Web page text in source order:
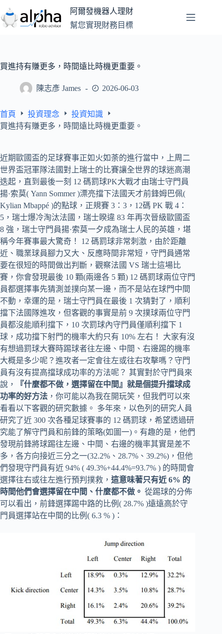
至
主
容
阿爾發機器人理財
幫您實現財務目標
買進持有賺更多，時間遠比時機更重要。
陳志彥 James 2026-06-03
首頁 投資理念
投資知識
買進持有賺更多，時間遠比時機更重要。
近期歐國盃的足球賽事正如火如荼的進行當中，上周二
世界盃冠軍隊法國對上瑞士的比賽讓全世界的球迷高潮
迭起，直到最後一刻 12 碼罰球PK大戰才由瑞士守門員
揚·索莫( Yann Sommer )漂亮擋下法國天才前鋒姆巴佩(
Kylian Mbappé )的點球，正規賽 3：3，12碼 PK 戰 4：
5，瑞士爆冷淘汰法國，瑞士睽違 83 年再次晉級歐國盃
8 強，瑞士守門員揚·索莫一夕成為瑞士人民的英雄，堪
稱今年賽事最大驚奇！ 12 碼罰球非常刺激，由於距離
近、職業球員腳力又大、反應時間非常短，守門員通常
要在很短的時間做出判斷，觀察法國 VS 瑞士這場比
賽，你會發現最後 10 顆(兩邊各 5 顆) 12 碼罰球兩位守門
員都選擇事先猜測並撲向某一邊，而不是站在球門中間
不動，幸運的是，瑞士守門員在最後 1 次猜對了，順利
擋下法國隊進攻，但客觀的事實是前 9 次撲球兩位守門
員都沒能順利擋下，10 次罰球內守門員僅順利擋下 1
球，成功擋下射門的機率大約只有 10% 左右！ 大家有沒
有想過罰球大賽時踢球者往左邊、中間、右邊踢的機率
大概是多少呢？進攻者一定會往左或往右攻擊嗎？守門
員有沒有提高擋球成功率的方法呢？ 其實對於守門員來
說，
『什麼都不做，選擇留在中間』就是個提升擋球成
功率的好方法 ，你可能以為我在開玩笑，但我們可以來
看看以下客觀的研究數據。 多年來，以色列的研究人員
研究了近 300 次各種足球賽事的 12 碼罰球，希望透過研
究能了解守門員和前鋒的策略(如圖一)。有趣的是，他們
發現前鋒將球踢往左邊、中間、右邊的機率其實是差不
多，各方向接近三分之一(32.2%、28.7%、39.2%)，但他
們發現守門員有近 94% ( 49.3%+44.4%=93.7% ) 的時間會
選擇往右或往左進行預判撲救， 這意味著只有近 6% 的
時間他們會選擇留在中間、什麼都不做。 從踢球的分佈
可以看出，前鋒選擇踢中路的比例( 28.7% )遠遠高於守
門員選擇站在中間的比例( 6.3 % )：